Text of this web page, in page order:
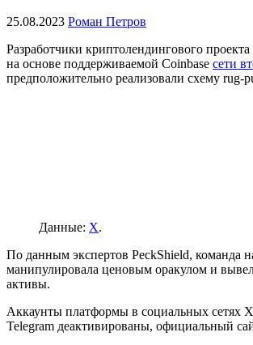
25.08.2023 Роман Петров
Разработчики криптолендингового
на основе поддерживаемой Coinbase сети
предположительно реализовали схему rug-
Данные: X.
По данным экспертов PeckShield, команда
манипулировала ценовым оракулом и
активы.
Аккаунты платформы в социальных сетях
Telegram деактивированы, официальный